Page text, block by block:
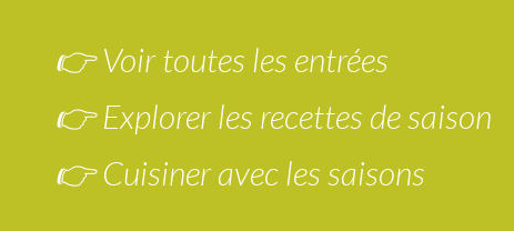
👉 Voir toutes les entrées
👉 Explorer les recettes de saison
👉 Cuisiner avec les saisons